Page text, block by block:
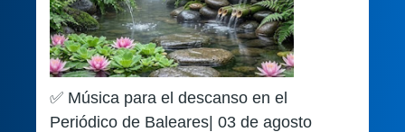
✅ Música para el descanso en el
Periódico de Baleares| 03 de agosto